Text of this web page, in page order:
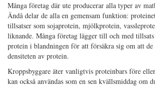
Många företag där ute producerar alla typer av
Ändå delar de alla en gemensam funktion:
tillsatser som sojaprotein, mjölkprotein,
liknande. Många företag lägger till och med
protein i blandningen för att försäkra sig om att
densiteten av protein.
Kroppsbyggare äter vanligtvis proteinbars före
kan också användas som en sen kvällsmiddag om